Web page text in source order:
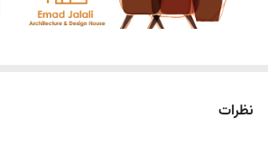
ویترین چوبی شکلات؛ ترکیبی از زیبایی، اصالت و کارایی
نظرات